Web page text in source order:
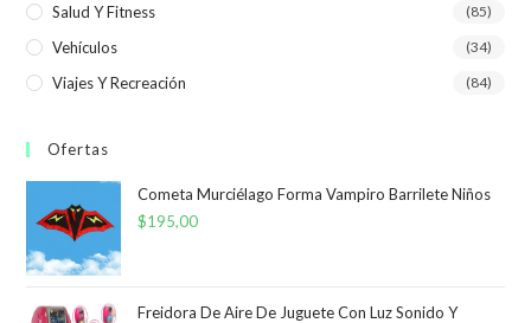
Salud Y Fitness (85)
Vehículos (34)
Viajes Y Recreación (84)
Ofertas
Cometa Murciélago Forma Vampiro Barrilete Niños
$195,00
Freidora De Aire De Juguete Con Luz Sonido Y